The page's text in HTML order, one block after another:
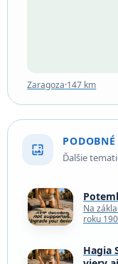
Zaragoza·147 km
wallpaper Ďalšie
Na
roku
Hagia